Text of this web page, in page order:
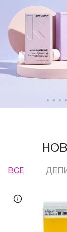
ВСЕ